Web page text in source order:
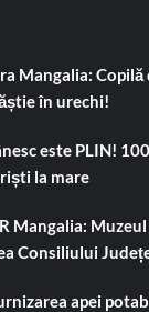
Mangalia: Copilă
în urechi!
este PLIN!
la mare
Mangalia:
Consiliului
apei